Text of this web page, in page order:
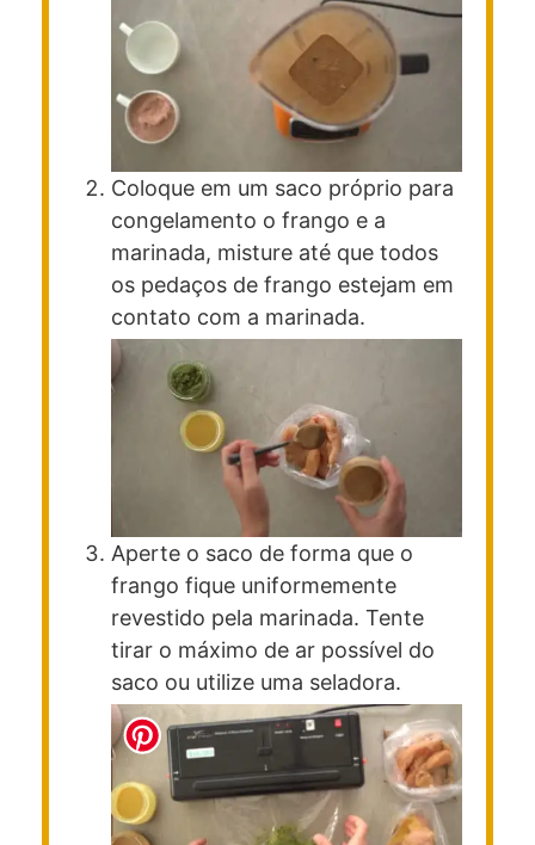
Coloque em um saco próprio para
congelamento o frango e a
marinada, misture até que todos
os pedaços de frango estejam em
contato com a marinada.
Aperte o saco de forma que o
frango fique uniformemente
revestido pela marinada. Tente
tirar o máximo de ar possível do
saco ou utilize uma seladora.